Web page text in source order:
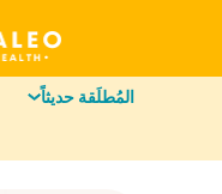
المُطلَقة حديثاً